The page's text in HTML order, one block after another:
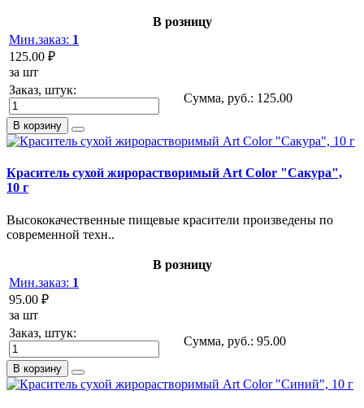
В розницу
Мин.заказ: 1
125.00 ₽
за шт
Заказ, штук:
Сумма, руб.: 125.00
В корзину
Краситель сухой жирорастворимый Art Color "Сакура",
10 г
Высококачественные пищевые красители произведены по
современной техн..
В розницу
Мин.заказ: 1
95.00 ₽
за шт
Заказ, штук:
Сумма, руб.: 95.00
В корзину